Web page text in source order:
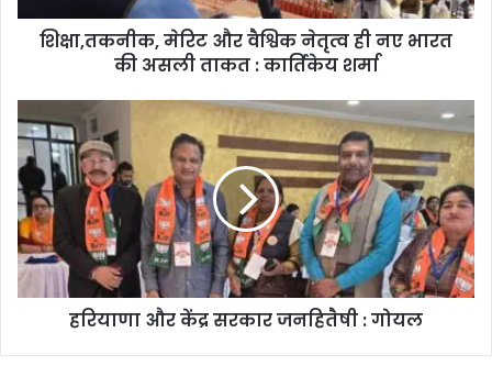
शिक्षा,तकनीक, मेरिट और वैश्विक नेतृत्व ही नए भारत
की असली ताकत : कार्तिकेय शर्मा
हरियाणा और केंद्र सरकार जनहितैषी : गोयल